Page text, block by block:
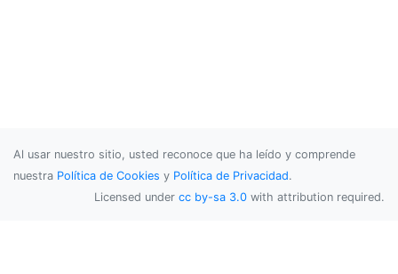
Al usar nuestro sitio, usted reconoce que ha leído y comprende
nuestra Política de Cookies y Política de Privacidad.
Licensed under cc by-sa 3.0 with attribution required.